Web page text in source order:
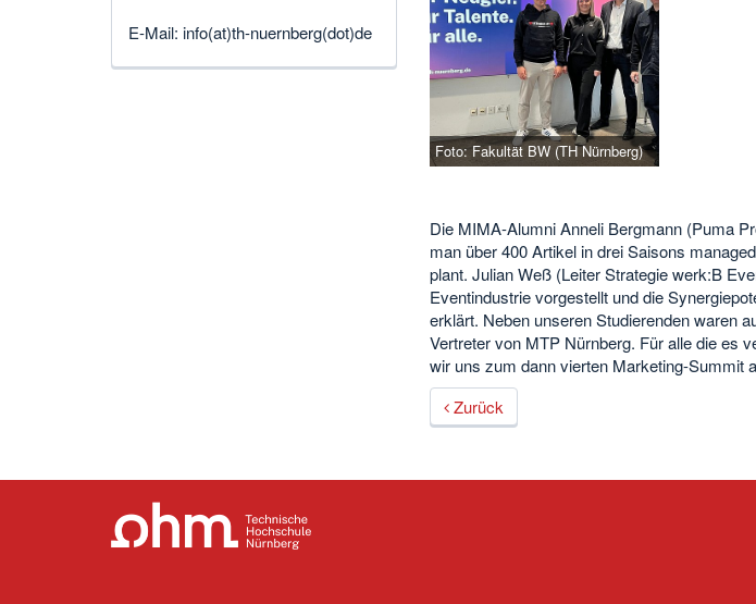
Foto: Fakultät BW (TH Nürnberg)
Die MIMA-Alumni Anneli Bergmann (Puma
man über 400 Artikel in drei Saisons
plant. Julian Weß (Leiter Strategie werk:B
Eventindustrie vorgestellt und die
erklärt. Neben unseren Studierenden waren
Vertreter von MTP Nürnberg. Für alle die es
wir uns zum dann vierten Marketing-Summit
Zurück
E-Mail: info(at)th-nuernberg(dot)de